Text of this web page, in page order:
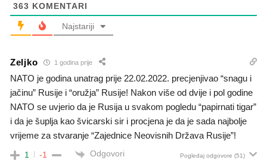
363 KOMENTARI
Najstariji
Zeljko 1 godina prije
NATO je godina unatrag prije 22.02.2022. precjenjivao “snagu i
jačinu” Rusije i “oružja” Rusije! Nakon više od dvije i pol godine
NATO se uvjerio da je Rusija u svakom pogledu “papirnati tigar”
i da je šuplja kao švicarski sir i procjena je da je sada najbolje
vrijeme za stvaranje “Zajednice Neovisnih Država Rusije”!
1 -1 Odgovori Pogledaj odgovore (51)